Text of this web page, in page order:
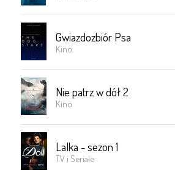
Gwiazdozbiór Psa
Kino
Nie patrz w dół 2
Kino
Lalka - sezon 1
TV i Seriale